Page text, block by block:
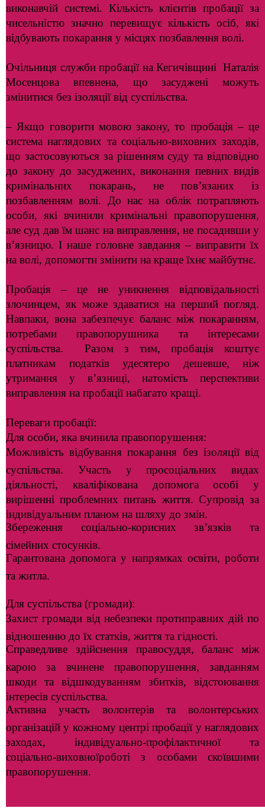
виконавчій системі. Кількість клієнтів пробації за
чисельністю значно перевищує кількість осіб, які
відбувають покарання у місцях позбавлення волі.
Очільниця служби пробації на Кегичівщині Наталія
Мосенцова впевнена, що засуджені можуть
змінитися без ізоляції від суспільства.
– Якщо говорити мовою закону, то пробація – це
система наглядових та соціально-виховних заходів,
що застосовуються за рішенням суду та відповідно
до закону до засуджених, виконання певних видів
кримінальних покарань, не пов’язаних із
позбавленням волі. До нас на облік потрапляють
особи, які вчинили кримінальні правопорушення,
але суд дав їм шанс на виправлення, не посадивши у
в’язницю. І наше головне завдання – виправити їх
на волі, допомогти змінити на краще їхнє майбутнє.
Пробація – це не уникнення відповідальності
злочинцем, як може здаватися на перший погляд.
Навпаки, вона забезпечує баланс між покаранням,
потребами правопорушника та інтересами
суспільства. Разом з тим, пробація коштує
платникам податків удесятеро дешевше, ніж
утримання у в’язниці, натомість перспективи
виправлення на пробації набагато кращі.
Переваги пробації:
Для особи, яка вчинила правопорушення:
Можливість відбування покарання без ізоляції від
суспільства. Участь у просоціальних видах
діяльності, кваліфікована допомога особі у
вирішенні проблемних питань життя. Супровід за
індивідуальним планом на шляху до змін.
Збереження соціально-корисних зв’язків та
сімейних стосунків.
Гарантована допомога у напрямках освіти, роботи
та житла.
Для суспільства (громади):
Захист громади від небезпеки протиправних дій по
відношенню до їх статків, життя та гідності.
Справедливе здійснення правосуддя, баланс між
карою за вчинене правопорушення, завданням
шкоди та відшкодуванням збитків, відстоювання
інтересів суспільства.
Активна участь волонтерів та волонтерських
організацій у кожному центрі пробації у наглядових
заходах, індивідуально-профілактичної та
соціально-виховноїроботі з особами скоївшими
правопорушення.